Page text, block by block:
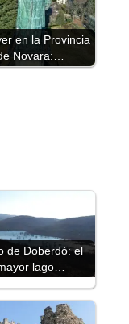
en la Provincia
Novara:…
de Doberdò: el
lago…